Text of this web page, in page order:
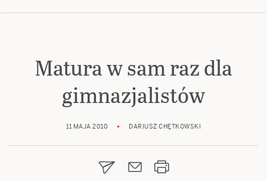
Matura w sam raz dla
gimnazjalistów
11 MAJA 2010 DARIUSZ CHĘTKOWSKI